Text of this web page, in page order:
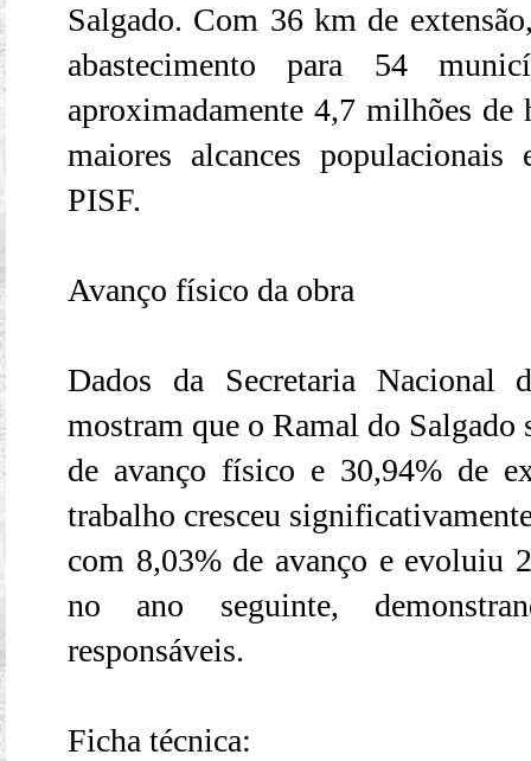
Salgado. Com 36 km de
abastecimento para 54
aproximadamente 4,7 milhões de
maiores alcances
PISF.
Avanço físico da obra
Dados da Secretaria Nacional
mostram que o Ramal do Salgado
de avanço físico e 30,94% de
trabalho cresceu
com 8,03% de avanço e evoluiu
no ano seguinte,
responsáveis.
Ficha técnica: